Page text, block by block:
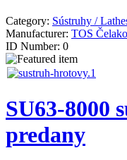
Category: Sústruhy /
Manufacturer: TOS
ID Number: 0
SU63-8000
predany